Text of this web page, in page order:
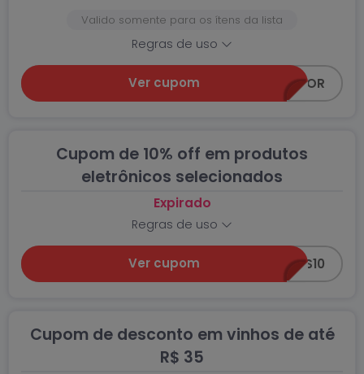
Valido somente para os ítens da lista
Regras de uso
Ver cupom MEUCOMPUTADOR
Cupom de 10% off em produtos
eletrônicos selecionados
Expirado
Regras de uso
Ver cupom ELETRONICOS10
Cupom de desconto em vinhos de até
R$ 35